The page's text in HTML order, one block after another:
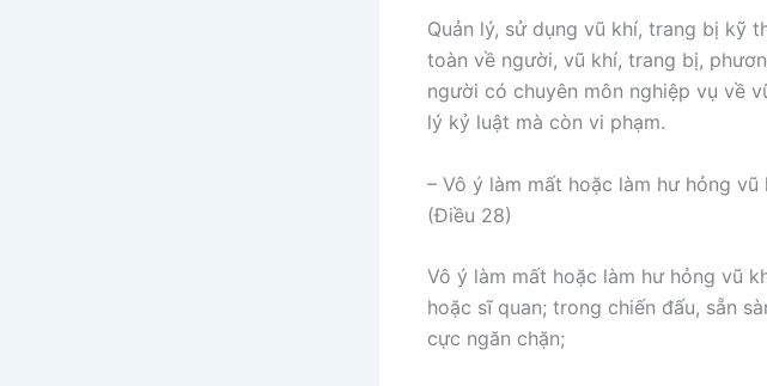
Quản lý, sử dụng vũ khí, trang bị kỹ
toàn về người, vũ khí, trang bị,
người có chuyên môn nghiệp vụ về
lý kỷ luật mà còn vi phạm.
– Vô ý làm mất hoặc làm hư hỏng
(Điều 28)
Vô ý làm mất hoặc làm hư hỏng vũ
hoặc sĩ quan; trong chiến đấu, sẵn
cực ngăn chặn;